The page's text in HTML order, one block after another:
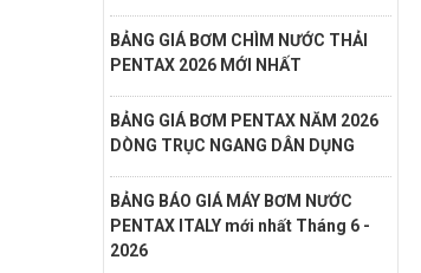
BẢNG GIÁ BƠM CHÌM NƯỚC THẢI
PENTAX 2026 MỚI NHẤT
BẢNG GIÁ BƠM PENTAX NĂM 2026
DÒNG TRỤC NGANG DÂN DỤNG
BẢNG BÁO GIÁ MÁY BƠM NƯỚC
PENTAX ITALY mới nhất Tháng 6 -
2026